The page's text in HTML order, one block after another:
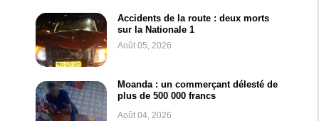
Accidents de la route : deux morts
sur la Nationale 1
Août 05, 2026
Moanda : un commerçant délesté de
plus de 500 000 francs
Août 04, 2026